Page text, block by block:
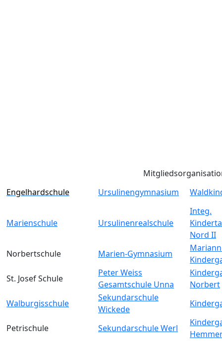
Engelhardschule
Ursulinengymnasium
Marienschule Ursulinenrealschule
Integ.
Nord II
Norbertschule
Marien-Gymnasium
St. Josef Schule
Peter Weiss
Gesamtschule Unna
Norbert
Walburgisschule
Sekundarschule
Wickede
Petrischule Sekundarschule Werl